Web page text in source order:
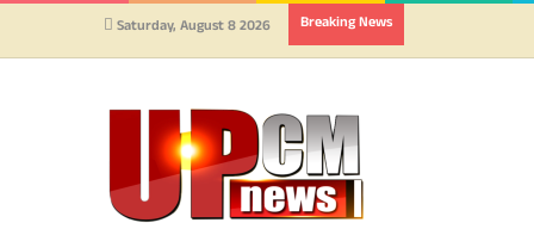
Saturday, August 8 2026 Breaking News